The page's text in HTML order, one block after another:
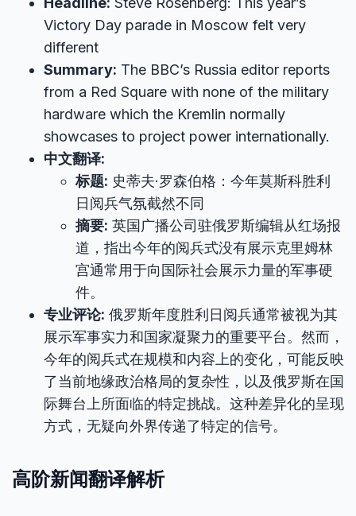
Victory Day parade in Moscow felt very
different
Summary: The BBC’s Russia editor reports
from a Red Square with none of the military
hardware which the Kremlin normally
showcases to project power internationally.
中文翻译:
标题: 史蒂夫·罗森伯格：今年莫斯科胜利
日阅兵气氛截然不同
摘要: 英国广播公司驻俄罗斯编辑从红场报
道，指出今年的阅兵式没有展示克里姆林
宫通常用于向国际社会展示力量的军事硬
件。
专业评论: 俄罗斯年度胜利日阅兵通常被视为其
展示军事实力和国家凝聚力的重要平台。然而，
今年的阅兵式在规模和内容上的变化，可能反映
了当前地缘政治格局的复杂性，以及俄罗斯在国
际舞台上所面临的特定挑战。这种差异化的呈现
方式，无疑向外界传递了特定的信号。
高阶新闻翻译解析